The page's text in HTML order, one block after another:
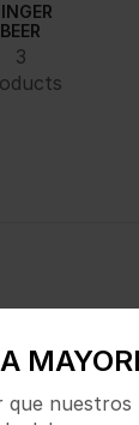
que
BEER
3